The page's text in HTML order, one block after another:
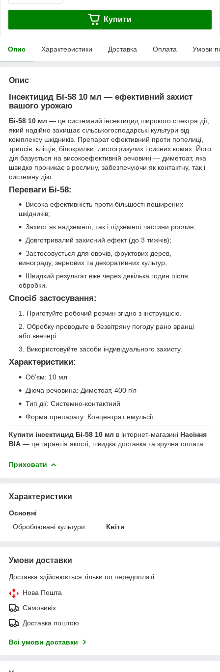
Купити
Опис Характеристики Доставка Оплата Умови
Опис
Інсектицид Бі-58 10 мл — ефективний захист
вашого урожаю
Бі-58 10 мл — це системний інсектицид широкого спектра дії,
який надійно захищає сільськогосподарські культури від
комплексу шкідників. Препарат ефективний проти попелиці,
трипсів, кліщів, білокрилки, листогризучих і сисних комах. Його
дія базується на високоефективній речовині — диметоат, яка
швидко проникає в рослину, забезпечуючи як контактну, так і
системну дію.
Переваги Бі-58:
Висока ефективність проти більшості поширених
шкідників;
Захист як надземної, так і підземної частини рослин;
Довготривалий захисний ефект (до 3 тижнів);
Застосовується для овочів, фруктових дерев,
винограду, зернових та декоративних культур;
Швидкий результат вже через декілька годин після
обробки.
Спосіб застосування:
Приготуйте робочий розчин згідно з інструкцією.
Обробку проводьте в безвітряну погоду рано вранці
або ввечері.
Використовуйте засоби індивідуального захисту.
Характеристики:
Об’єм: 10 мл
Діюча речовина: Диметоат, 400 г/л
Тип дії: Системно-контактний
Форма препарату: Концентрат емульсії
Купити інсектицид Бі-58 10 мл в інтернет-магазині Насіння
ВІА — це гарантія якості, швидка доставка та зручна оплата.
Приховати
Характеристики
Основні
Оброблювані культури.
Квіти
Умови доставки
Доставка здійснюється тільки по передоплаті.
Нова Пошта
Самовивіз
Доставка поштою
Всі умови доставки